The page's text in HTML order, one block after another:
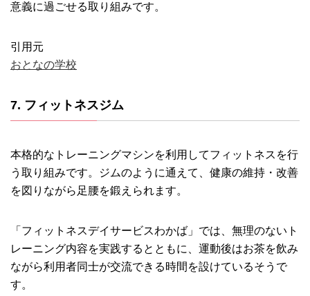
意義に過ごせる取り組みです。
引用元
おとなの学校
7. フィットネスジム
本格的なトレーニングマシンを利用してフィットネスを行
う取り組みです。ジムのように通えて、健康の維持・改善
を図りながら足腰を鍛えられます。
「フィットネスデイサービスわかば」では、無理のないト
レーニング内容を実践するとともに、運動後はお茶を飲み
ながら利用者同士が交流できる時間を設けているそうで
す。